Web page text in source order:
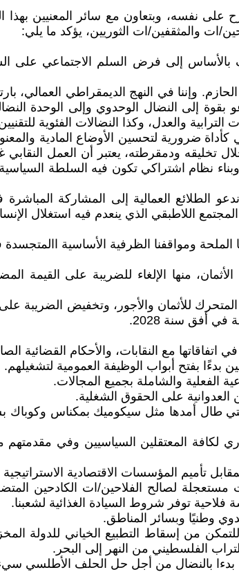
على نفسه، وبتعاون مع سائر المعنيين بهذا
ات والمثقفين/ات الثوريين، يؤكد ما يلي:
بالأساس إلى فرض السلم الاجتماعي على
وإننا في النهج الديمقراطي العمالي،
بقوة إلى النضال الوحدوي وإلى الوحدة
الترابية والعدل، وكذا النضالات الفئوية
كأداة ضرورية لتحسين الأوضاع المادية
ودمقرطته، يعتبر أن العمل النقابي
نظام اشتراكي تكون فيه السلطة السياسية
الطلائع العمالية إلى المشاركة
اللاطبقي الذي ينعدم فيه استغلال
الملحة ومواقفنا الظرفية الأساسية
منها الإلغاء للضريبة على القيمة
أفق سنة 2028.
مع النقابات، والأحكام القضائية
بفتح أبواب الوظيفة العمومية لتشغيلهم.
الفعلية والشاملة بجميع المجالات.
العدوانية على الحقوق الشغلية.
طال أمدها مثل سيكوميك بمكناس وكوباك
لكافة المعتقلين السياسيين وفي
تأميم المؤسسات الاقتصادية
لصالح الفلاحين/ات الكادحين
توفر شروط السيادة الغذائية لشعبنا.
وطنيًا وبسائر المناطق.
من إسقاط التطبيع الخياني للدولة
الفلسطيني من النهر إلى البحر.
بدءا بالنضال من أجل حل الحلف الأطلسي